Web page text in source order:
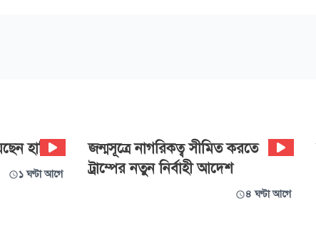
হাসিনা!
১ ঘণ্টা আগে
জন্মসূত্রে নাগরিকত্ব সীমিত করতে
ট্রাম্পের নতুন নির্বাহী আদেশ
৪ ঘণ্টা আগে